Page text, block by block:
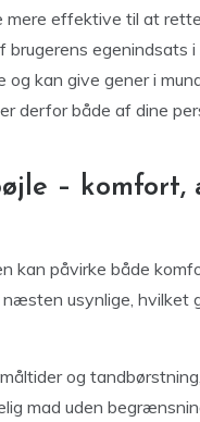
effektive til at
egenindsats
kan give gener i
derfor både af dine
–
kan påvirke både
næsten usynlige,
og
mad uden